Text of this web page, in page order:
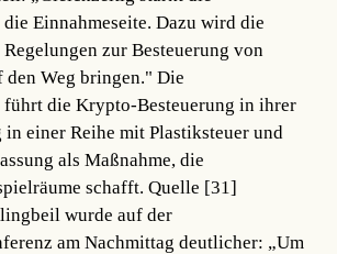
Einnahmeseite. Dazu wird die
zur Besteuerung von
Weg bringen." Die
führt die Krypto-Besteuerung in ihrer
einer Reihe mit Plastiksteuer und
als Maßnahme, die
schafft.Quelle [31]
wurde auf der
am Nachmittag deutlicher: „Um